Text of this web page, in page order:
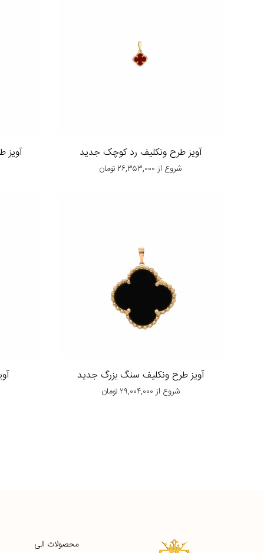
آویز طرح ونکلیف رد کوچک جدید
شروع از ۲۶,۳۵۳,۰۰۰ تومان
آویز
آویز طرح ونکلیف سنگ بزرگ جدید
شروع از ۲۹,۰۰۴,۰۰۰ تومان
محصولات الی